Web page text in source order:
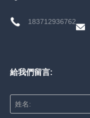
183712936762
給我們留言:
姓名: